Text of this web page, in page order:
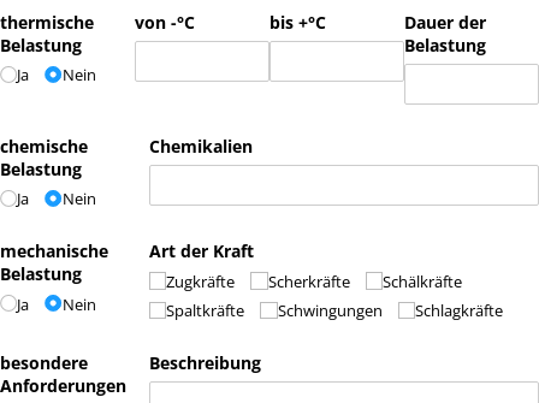
thermische
Belastung
Ja Nein
von -°C bis +°C
Dauer der
Belastung
chemische
Belastung
Ja Nein
Chemikalien
mechanische
Belastung
Ja Nein
Art der Kraft
Zugkräfte Scherkräfte
Schälkräfte
Spaltkräfte
Schwingungen Schlagkräfte
besondere
Anforderungen
Beschreibung